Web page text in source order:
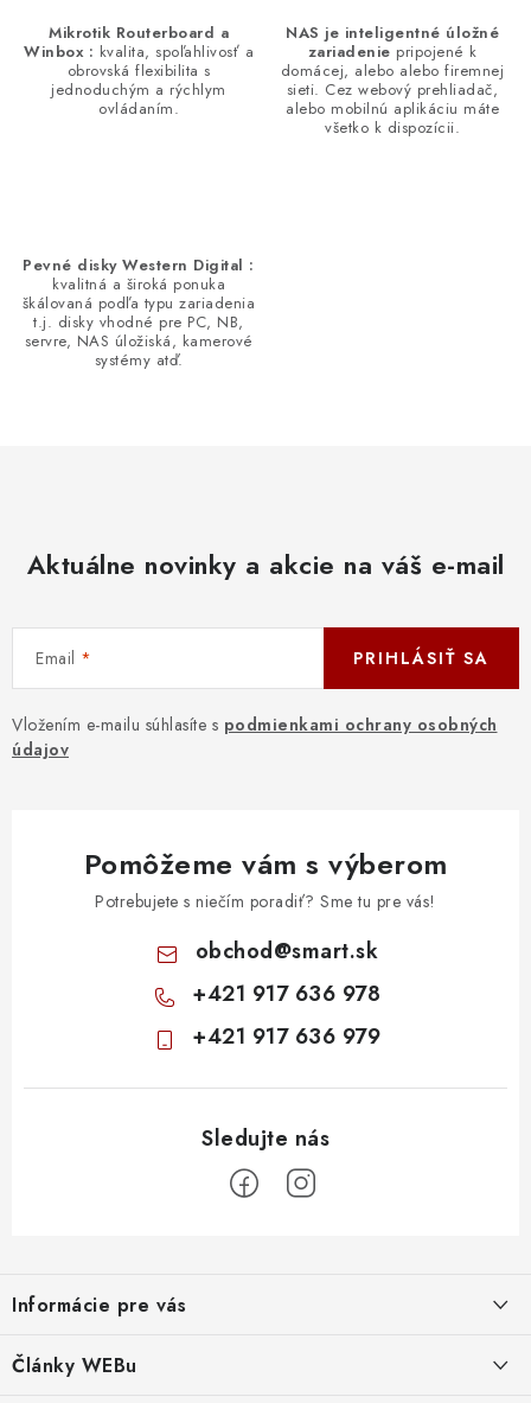
Mikrotik Routerboard a
Winbox : kvalita, spoľahlivosť a
obrovská flexibilita s
jednoduchým a rýchlym
ovládaním.
NAS je inteligentné úložné
zariadenie pripojené k
domácej, alebo alebo firemnej
sieti. Cez webový prehliadač,
alebo mobilnú aplikáciu máte
všetko k dispozícii.
Pevné disky Western Digital :
kvalitná a široká ponuka
škálovaná podľa typu zariadenia
t.j. disky vhodné pre PC, NB,
servre, NAS úložiská, kamerové
systémy atď.
Aktuálne novinky a akcie na váš e-mail
Email
Vložením e-mailu súhlasíte s podmienkami ochrany osobných
údajov
PRIHLÁSIŤ SA
Pomôžeme vám s výberom
Potrebujete s niečím poradiť? Sme tu pre vás!
obchod@smart.sk
+421 917 636 978
+421 917 636 979
p
ä
Informácie pre vás
Obchodné podmienky
Články WEBu